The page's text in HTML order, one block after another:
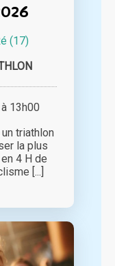
(17)
13h00
triathlon
la plus
4 H de
[...]